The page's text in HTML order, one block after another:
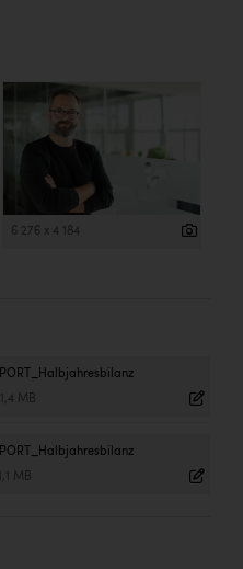
6 276 x 4 184
1,4 MB
1,1 MB